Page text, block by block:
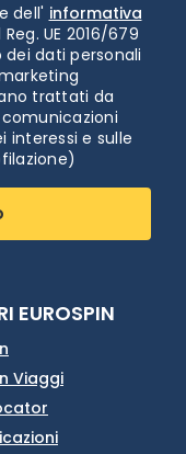
dell' informativa
UE 2016/679
dati personali
trattati da
interessi e sulle
EUROSPIN
Viaggi